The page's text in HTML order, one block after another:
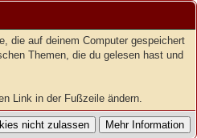
die auf deinem Computer gespeichert
Themen, die du gelesen hast und
Link in der Fußzeile ändern.